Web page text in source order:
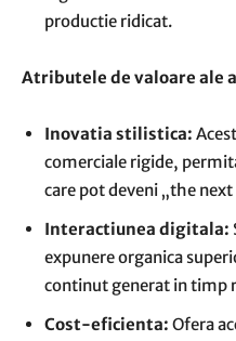
productie ridicat.
Atributele de valoare ale
Inovatia stilistica:
comerciale rigide,
care pot deveni „the
Interactiunea digitala:
expunere organica
continut generat in timp
Cost-eficienta: Ofera